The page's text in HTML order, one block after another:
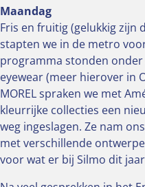
Maandag
Fris en fruitig (gelukkig zijn
stapten we in de metro
programma stonden
eyewear (meer hierover in
MOREL spraken we met
kleurrijke collecties een
weg ingeslagen. Ze nam
met verschillende
voor wat er bij Silmo dit